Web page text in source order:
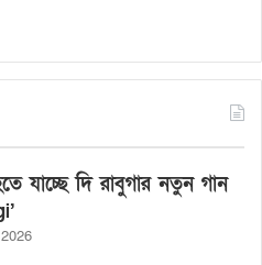
যাচ্ছে দি রাবুগার নতুন গান